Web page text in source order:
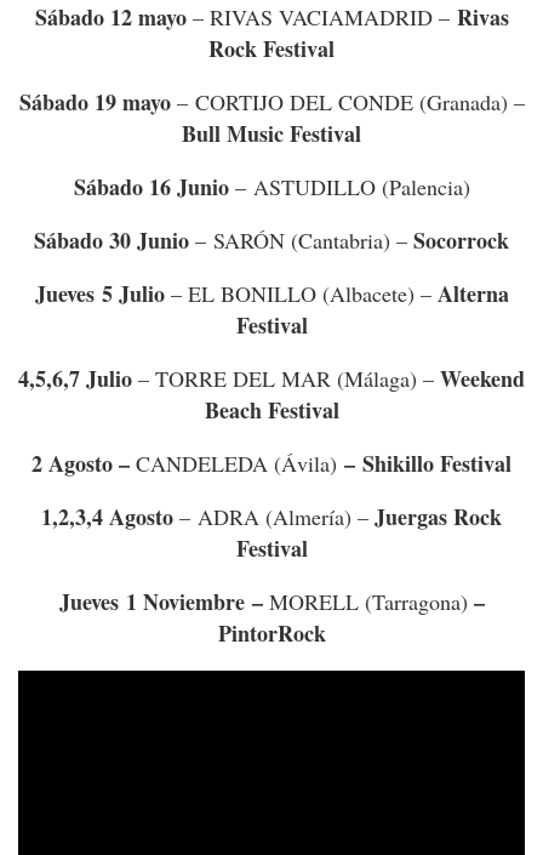
Sábado 12 mayo– RIVAS VACIAMADRID – Rivas
Rock Festival
Sábado 19 mayo– CORTIJO DEL CONDE (Granada) –
Bull Music Festival
Sábado 16 Junio– ASTUDILLO (Palencia)
Sábado 30 Junio – SARÓN (Cantabria) – Socorrock
Jueves 5 Julio– EL BONILLO (Albacete) – Alterna
Festival
4,5,6,7 Julio – TORRE DEL MAR (Málaga) – Weekend
Beach Festival
2 Agosto– CANDELEDA (Ávila) – Shikillo Festival
1,2,3,4 Agosto – ADRA (Almería) – Juergas Rock
Festival
Jueves 1 Noviembre – MORELL (Tarragona) –
PintorRock